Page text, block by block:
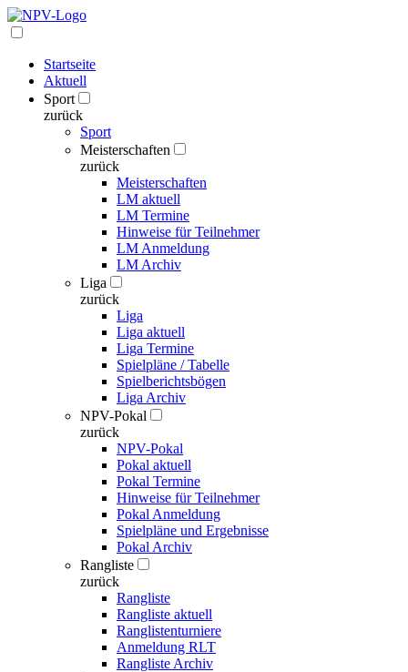
Startseite
Aktuell
Sport
zurück
Sport
Meisterschaften
zurück
Meisterschaften
LM aktuell
LM Termine
Hinweise für Teilnehmer
LM Anmeldung
LM Archiv
Liga
zurück
Liga
Liga aktuell
Liga Termine
Spielpläne / Tabelle
Spielberichtsbögen
Liga Archiv
NPV-Pokal
zurück
NPV-Pokal
Pokal aktuell
Pokal Termine
Hinweise für Teilnehmer
Pokal Anmeldung
Spielpläne und Ergebnisse
Pokal Archiv
Rangliste
zurück
Rangliste
Rangliste aktuell
Ranglistenturniere
Anmeldung RLT
Rangliste Archiv